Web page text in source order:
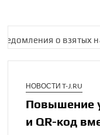
о взятых на их имя
НОВОСТИ T-J.RU
Повышение
и QR-⁠код